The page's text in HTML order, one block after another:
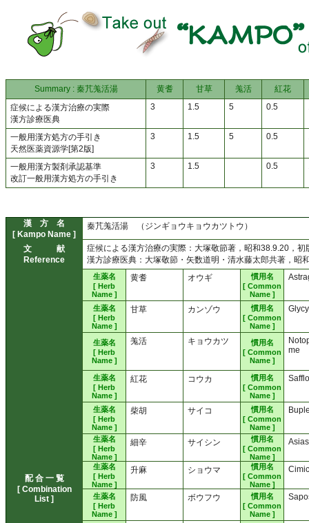
Summary : 秦芁羗活湯 黄耆 甘草 羗活
紅花
症候による漢方治療の実際
漢方診療医典
3 1.5 5 0.5
一般用漢方処方の手引き
天然医薬資源学[第2版]
3 1.5 5 0.5
一般用漢方製剤承認基準
改訂一般用漢方処方の手引き
3 1.5 0.5
漢 方 名
[ Kampo Name ]
秦芁羗活湯 （ジンギョウキョウカツトウ）
文 献
Reference
症候による漢方治療の実際：大塚敬節著，昭和38.9.20，初
漢方診療医典：大塚敬節・矢数道明・清水藤太郎共著，昭
配 合 一 覧
[ Combination
List ]
生薬名
[ Herb
Name ]
黄耆 オウギ
慣用名
[ Common
Name ]
生薬名
[ Herb
Name ]
甘草 カンゾウ
慣用名
[ Common
Name ]
生薬名
[ Herb
Name ]
羗活 キョウカツ
慣用名
[ Common
Name ]
me
生薬名
[ Herb
Name ]
紅花 コウカ
慣用名
[ Common
Name ]
生薬名
[ Herb
Name ]
柴胡 サイコ
慣用名
[ Common
Name ]
生薬名
[ Herb
Name ]
細辛 サイシン
慣用名
[ Common
Name ]
生薬名
[ Herb
Name ]
升麻 ショウマ
慣用名
[ Common
Name ]
生薬名
[ Herb
Name ]
防風 ボウフウ
慣用名
[ Common
Name ]